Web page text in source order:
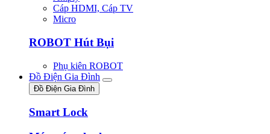
Cáp HDMI, Cáp TV
Micro
ROBOT Hút Bụi
Phụ kiên ROBOT
Đồ Điện Gia Đình
Đồ Điện Gia Đình
Smart Lock